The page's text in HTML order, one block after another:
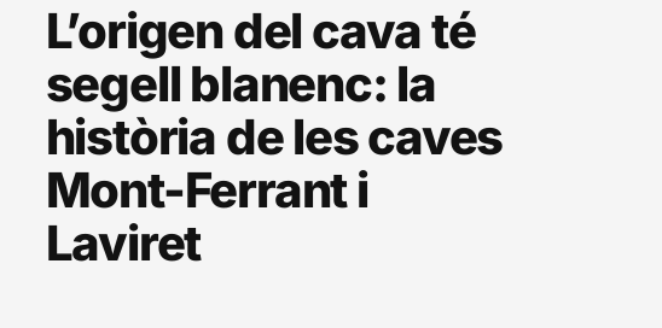
L’origen del cava té
segell blanenc: la
història de les caves
Mont-Ferrant i
Laviret